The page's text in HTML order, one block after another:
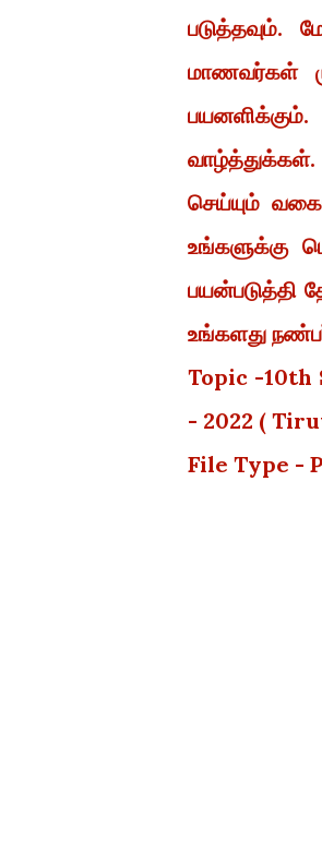
படுத்தவும்.
மாணவர்கள்
செய்யும்
உங்களுக்கு
பயன்படுத்தி
உங்களது
Topic -10th
- 2022 (
File Type -